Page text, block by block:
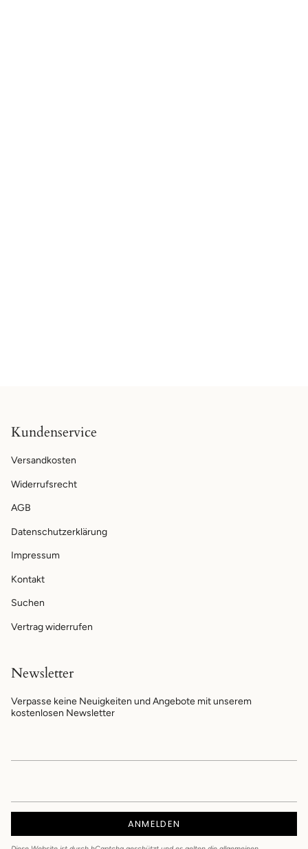
Kundenservice
Versandkosten
Widerrufsrecht
AGB
Datenschutzerklärung
Impressum
Kontakt
Suchen
Vertrag widerrufen
Newsletter
Verpasse keine Neuigkeiten und Angebote mit unserem
kostenlosen Newsletter
ANMELDEN